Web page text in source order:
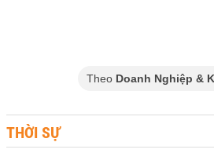
Theo Doanh Nghiệp &
THỜI SỰ